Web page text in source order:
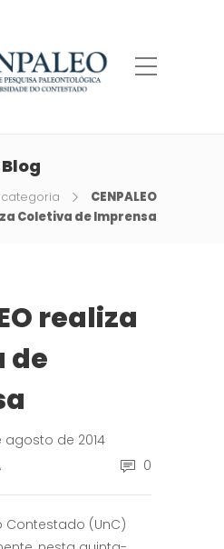
Blog
CENPALEO
Coletiva de Imprensa
realiza
de
agosto de 2014
0
Contestado (UnC)